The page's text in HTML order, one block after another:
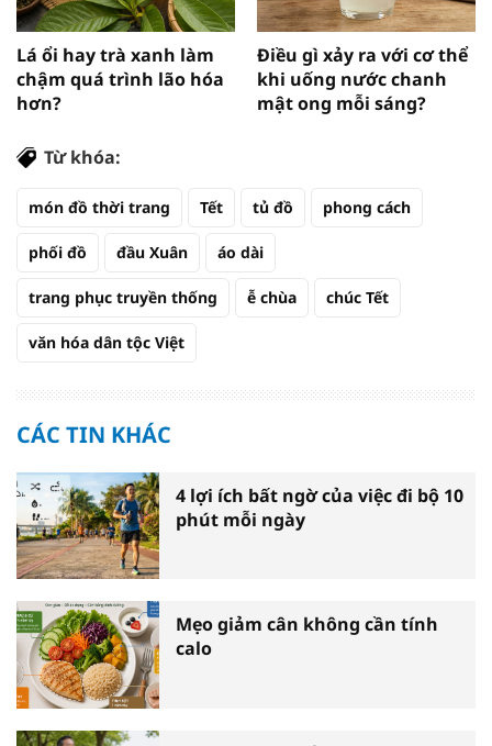
Lá ổi hay trà xanh làm
chậm quá trình lão hóa
hơn?
Điều gì xảy ra với cơ thể
khi uống nước chanh
mật ong mỗi sáng?
Từ khóa:
món đồ thời trang Tết tủ đồ phong cách
phối đồ đầu Xuân áo dài
trang phục truyền thống ễ chùa chúc Tết
văn hóa dân tộc Việt
CÁC TIN KHÁC
4 lợi ích bất ngờ của việc đi bộ 10
phút mỗi ngày
Mẹo giảm cân không cần tính
calo